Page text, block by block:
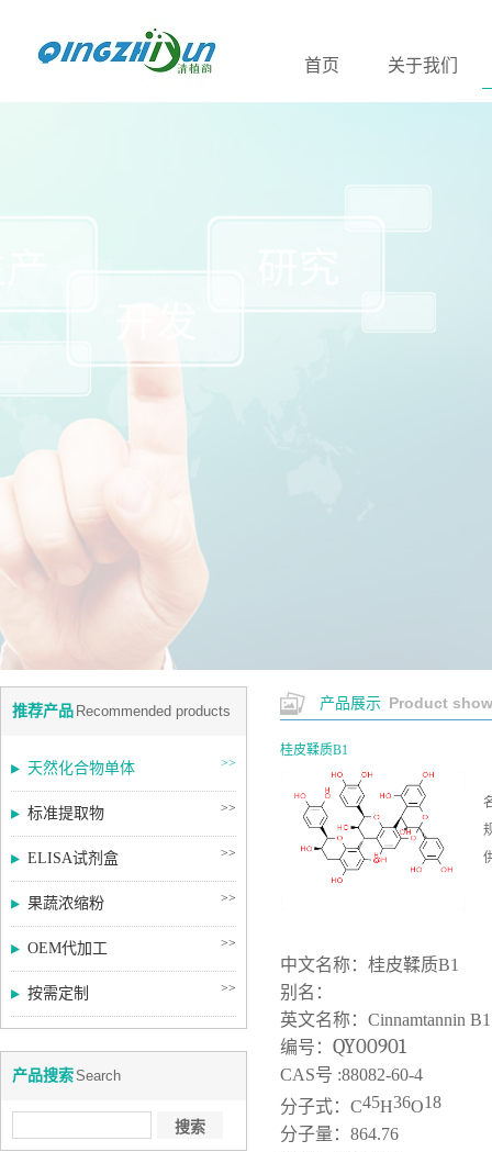
首页 关于我们
推荐产品 Recommended products
天然化合物单体 >>
标准提取物 >>
ELISA试剂盒 >>
果蔬浓缩粉 >>
OEM代加工 >>
按需定制 >>
产品搜索Search
产品展示 Product show
桂皮鞣质B1
中文名称：桂皮鞣质B1
别名 ：
英文名称： Cinnamtannin B1
编号： QY00901
CAS号 :88082-60-4
分子式： C45H36O18
分子量 ： 864.76